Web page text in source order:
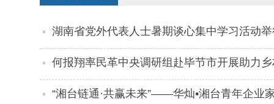
湖南省党外代表人士暑期谈心集中学习活动举
何报翔率民革中央调研组赴毕节市开展助力
“湘台链通·共赢未来”——华灿•湘台青年企业